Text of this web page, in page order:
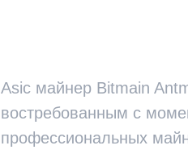
Asic майнер Bitmain
востребованным с
профессиональных